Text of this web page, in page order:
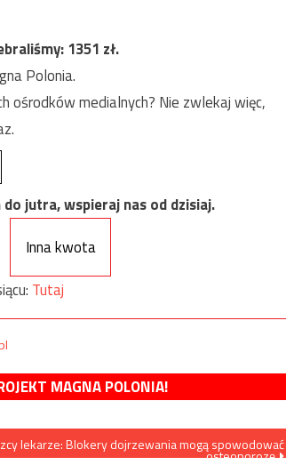
1351 zł.
Polonia.
medialnych? Nie zwlekaj więc,
jutra, wspieraj nas od dzisiaj.
Inna kwota
Tutaj
MAGNA POLONIA!
lekarze: Blokery dojrzewania mogą spowodować
osteoporozę